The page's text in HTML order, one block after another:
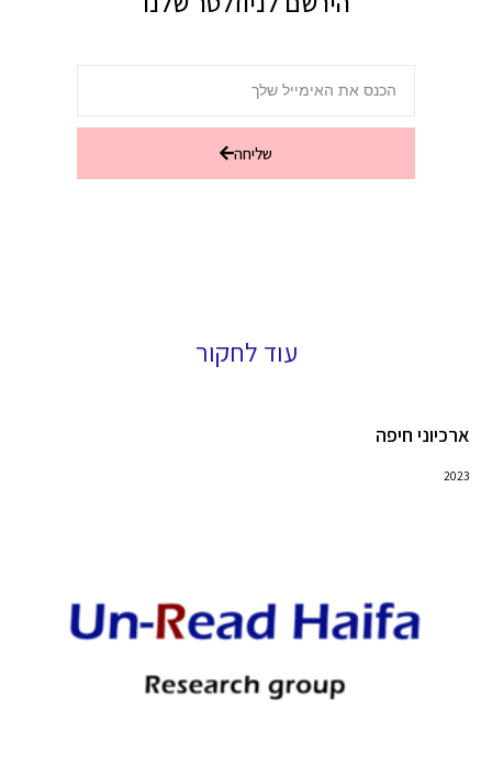
שליחה
עוד לחקור
ארכיוני חיפה
2023